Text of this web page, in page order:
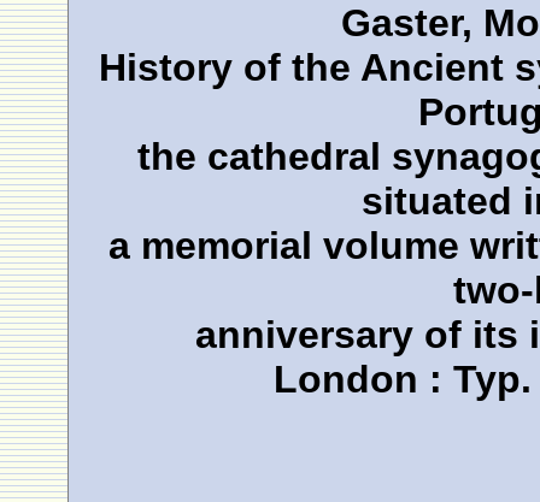
Gaster,
History of the Ancient
the cathedral
situated
a memorial volume
anniversary of its
London : Typ.